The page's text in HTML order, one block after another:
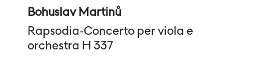
Bohuslav Martinů
Rapsodia-Concerto per viola e
orchestra H 337